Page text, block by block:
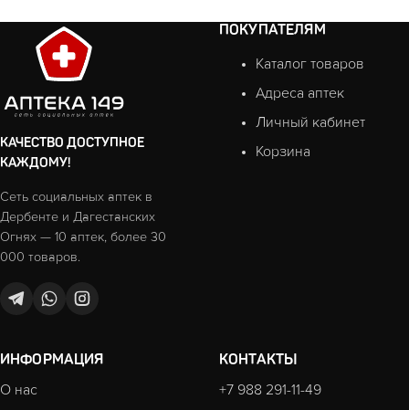
КАЧЕСТВО ДОСТУПНОЕ
КАЖДОМУ!
Сеть социальных аптек в
Дербенте и Дагестанских
Огнях — 10 аптек, более 30
000 товаров.
ПОКУПАТЕЛЯМ
Каталог товаров
Адреса аптек
Личный кабинет
Корзина
ИНФОРМАЦИЯ
О нас
КОНТАКТЫ
+7 988 291-11-49